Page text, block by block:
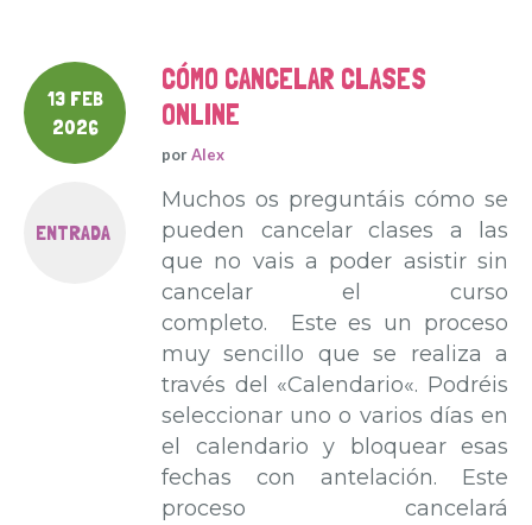
13 FEB
2026
ENTRADA
CÓMO CANCELAR CLASES
ONLINE
porAlex
Muchos os preguntáis cómo se
pueden cancelar clases a las
que no vais a poder asistir sin
cancelar el curso
completo. Este es un proceso
muy sencillo que se realiza a
través del «Calendario«. Podréis
seleccionar uno o varios días en
el calendario y bloquear esas
fechas con antelación. Este
proceso cancelará